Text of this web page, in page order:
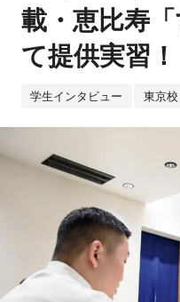
載・恵比寿
て提供実習！
学生インタビュー 東京校